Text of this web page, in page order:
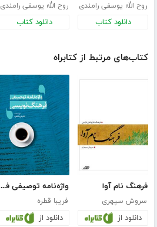
روح الله یوسفی رامندی
دانلود کتاب
روح الله یوسفی رامندی
دانلود کتاب
کتاب‌های مرتبط از کتابراه
فرهنگ نام آوا
سروش سپهری
دانلود از
واژه‌نامه توصیفی فرهنگ‌نویسی
فریبا قطره
دانلود از